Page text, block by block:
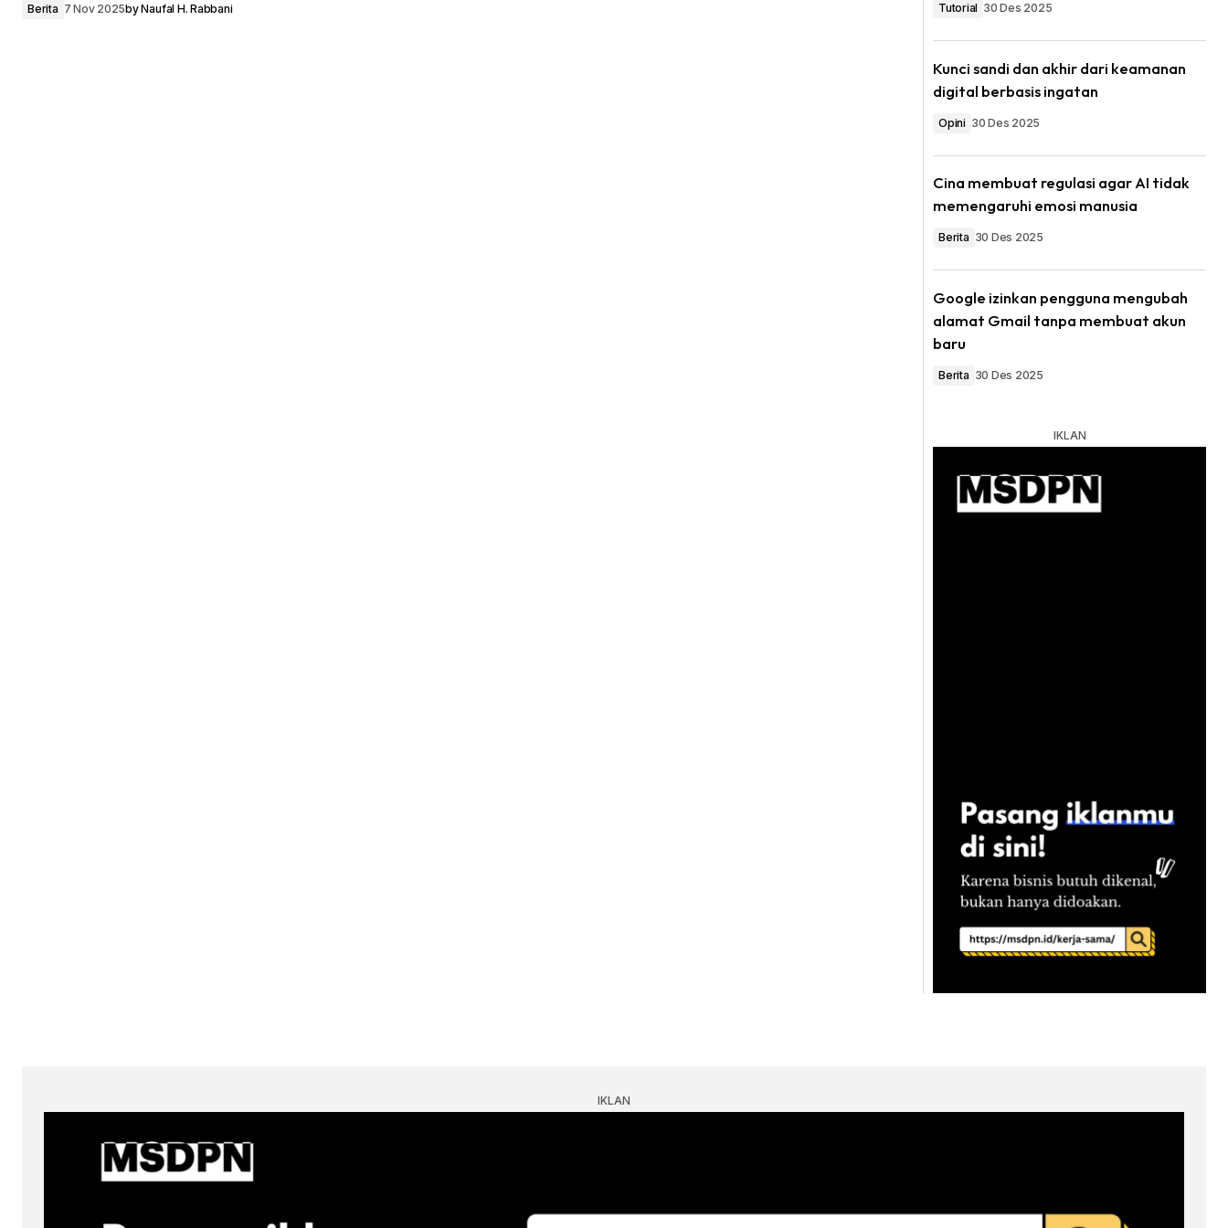
Berita 7 Nov 2025byNaufal H. Rabbani Tutorial 30 Des 2025
Kunci sandi dan akhir dari keamanan
digital berbasis ingatan
Opini 30 Des 2025
Cina membuat regulasi agar AI tidak
memengaruhi emosi manusia
Berita 30 Des 2025
Google izinkan pengguna mengubah
alamat Gmail tanpa membuat akun
baru
Berita 30 Des 2025